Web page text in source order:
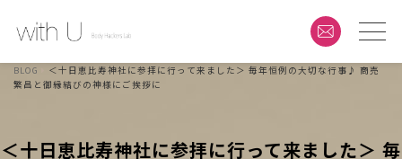
BLOG
＜十日恵比寿神社に参拝に行って来ました＞ 毎年恒例の大切な行事♪ 商売
繁昌と御縁結びの神様にご挨拶に
＜十日恵比寿神社に参拝に行って来ました＞ 毎